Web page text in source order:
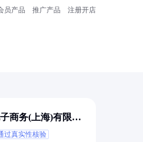
员产品 推广产品 注册开店
商务(上海)有限公
过真实性核验